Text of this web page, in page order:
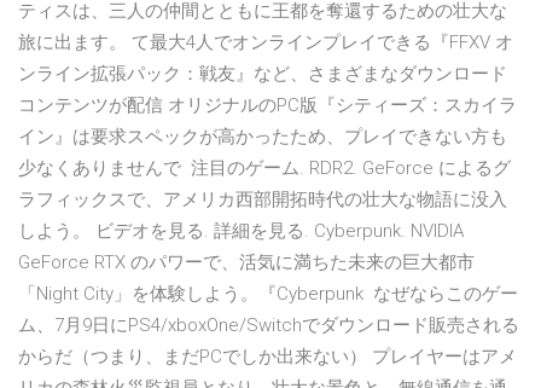
ティスは、三人の仲間とともに王都を奪還するための壮大な
旅に出ます。 て最大4人でオンラインプレイできる『FFXV オ
ンライン拡張パック：戦友』など、さまざまなダウンロード
コンテンツが配信 オリジナルのPC版『シティーズ：スカイラ
イン』は要求スペックが高かったため、プレイできない方も
少なくありませんで 注目のゲーム. RDR2. GeForce によるグ
ラフィックスで、アメリカ西部開拓時代の壮大な物語に没入
しよう。 ビデオを見る. 詳細を見る. Cyberpunk. NVIDIA
GeForce RTX のパワーで、活気に満ちた未来の巨大都市
「Night City」を体験しよう。『Cyberpunk なぜならこのゲー
ム、7月9日にPS4/xboxOne/Switchでダウンロード販売される
からだ（つまり、まだPCでしか出来ない） プレイヤーはアメ